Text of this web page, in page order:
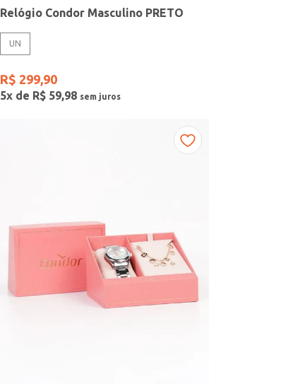
Relógio Condor Masculino PRETO
UN
R$ 299,90
5x de R$ 59,98